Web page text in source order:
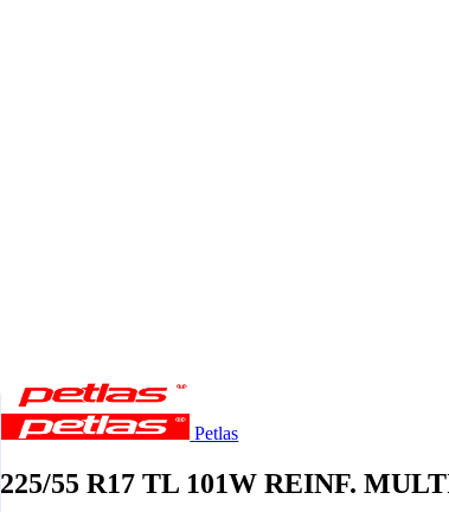
Petlas
225/55 R17 TL 101W REINF.